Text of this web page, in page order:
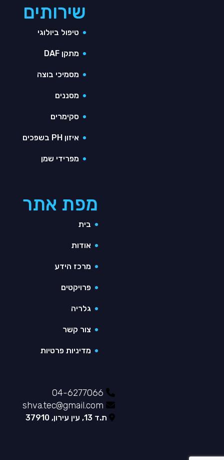
שירותים
טיפול ביולוגי
מתקן DAF
מסמיכי בוצה
מסננים
סקימרים
איזון PH בשפכים
מפרידי שמן
מפת אתר
בית
אודות
מרכז הידע
פרויקטים
גלריה
צור קשר
מדיניות פרטיות
04-6277066
shva.tec@gmail.com
ת.ד 13, עין עירון, 37910